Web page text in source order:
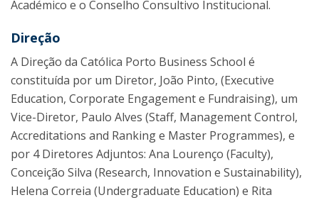
Académico e o Conselho Consultivo Institucional.
Direção
A Direção da Católica Porto Business School é
constituída por um Diretor, João Pinto, (Executive
Education, Corporate Engagement e Fundraising), um
Vice-Diretor, Paulo Alves (Staff, Management Control,
Accreditations and Ranking e Master Programmes), e
por 4 Diretores Adjuntos: Ana Lourenço (Faculty),
Conceição Silva (Research, Innovation e Sustainability),
Helena Correia (Undergraduate Education) e Rita